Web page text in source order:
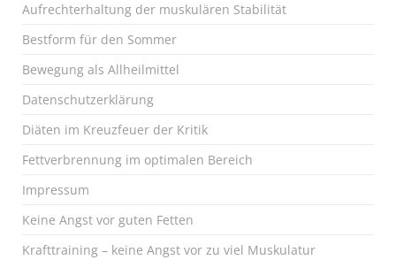
Aufrechterhaltung der muskulären Stabilität
Bestform für den Sommer
Bewegung als Allheilmittel
Datenschutzerklärung
Diäten im Kreuzfeuer der Kritik
Fettverbrennung im optimalen Bereich
Impressum
Keine Angst vor guten Fetten
Krafttraining – keine Angst vor zu viel Muskulatur